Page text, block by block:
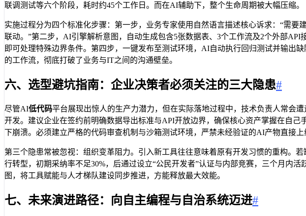
联调测试等六个阶段，耗时约45个工作日。而在AI辅助下，整个生命周期被大幅压缩。
实施过程分为四个标准化步骤：第一步，业务专家使用自然语言描述核心诉求：“需
联动。”第二步，AI引擎解析意图，自动生成包含5张数据表、3个工作流及2个外部
即可处理特殊边界条件。第四步，一键发布至测试环境，AI自动执行回归测试并输出
的工作流，彻底打破了业务与IT之间的沟通壁垒。
六、选型避坑指南：企业决策者必须关注的三大隐患#
尽管AI低代码平台展现出惊人的生产力潜力，但在实际落地过程中，技术负责人常会
开发。建议企业在签约前明确数据导出标准与API开放边界，确保核心资产掌握在自
下崩溃。必须建立严格的代码审查机制与沙箱测试环境，严禁未经验证的AI产物直接上
第三个隐患常被忽视：组织变革阻力。引入新工具往往意味着原有开发习惯的重构。
行转型，初期采纳率不足30%，后通过设立“公民开发者”认证与内部竞赛，三个月内
图，将工具赋能与人才梯队建设同步推进，方能释放最大效能。
七、未来演进路径：向自主编程与自治系统迈进#